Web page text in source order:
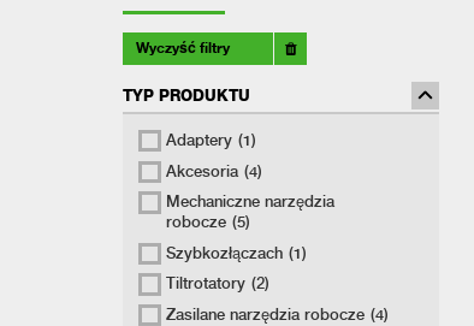
Wyczyść filtry
TYP PRODUKTU
Adaptery (1)
Akcesoria (4)
Mechaniczne narzędzia
robocze (5)
Szybkozłączach (1)
Tiltrotatory (2)
Zasilane narzędzia robocze (4)